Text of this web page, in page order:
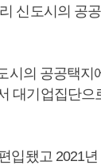
신도시의 공
시의 공공택지
대기업집단으
입됐고 2021